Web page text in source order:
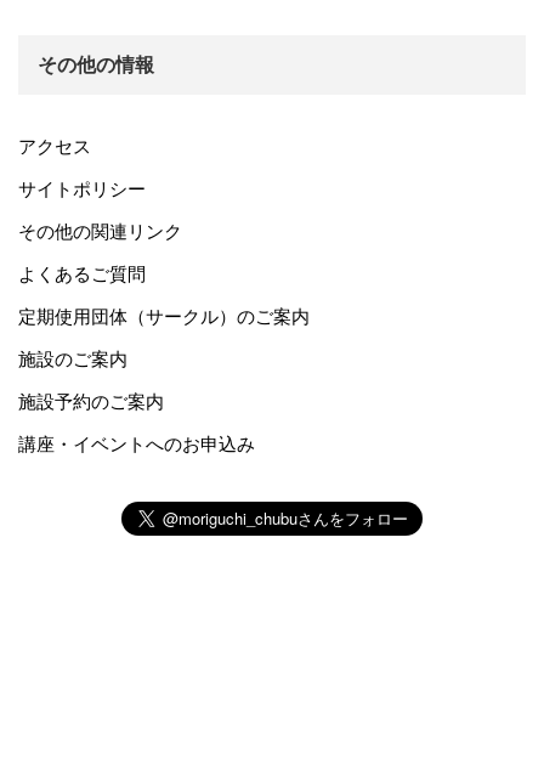
その他の情報
アクセス
サイトポリシー
その他の関連リンク
よくあるご質問
定期使用団体（サークル）のご案内
施設のご案内
施設予約のご案内
講座・イベントへのお申込み